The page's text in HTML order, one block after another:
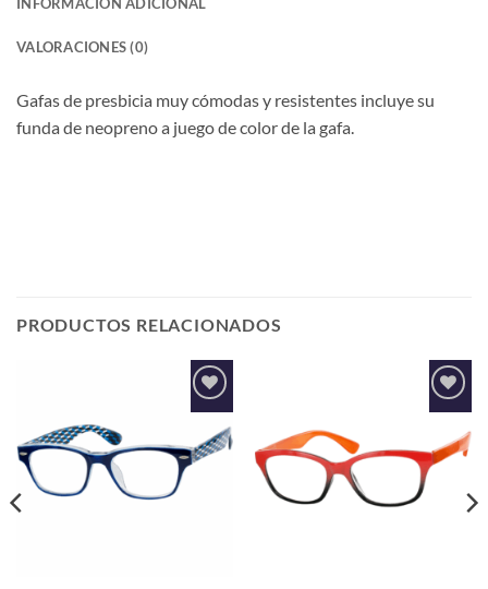
INFORMACIÓN ADICIONAL
VALORACIONES (0)
Gafas de presbicia muy cómodas y resistentes incluye su
funda de neopreno a juego de color de la gafa.
PRODUCTOS RELACIONADOS
Añadir
lista de
deseos
Añadir
lista de
deseos